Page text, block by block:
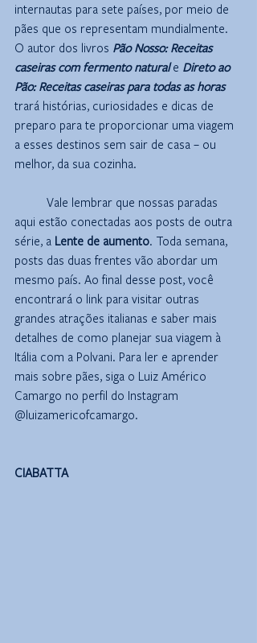
internautas para sete países, por meio de
pães que os representam mundialmente.
O autor dos livros Pão Nosso: Receitas
caseiras com fermento natural e Direto ao
Pão: Receitas caseiras para todas as horas
trará histórias, curiosidades e dicas de
preparo para te proporcionar uma viagem
a esses destinos sem sair de casa – ou
melhor, da sua cozinha.
aqui estão conectadas aos posts de outra
série, a Lente de aumento. Toda semana,
posts das duas frentes vão abordar um
mesmo país. Ao final desse post, você
encontrará o link para visitar outras
grandes atrações italianas e saber mais
detalhes de como planejar sua viagem à
Itália com a Polvani. Para ler e aprender
mais sobre pães, siga o Luiz Américo
Camargo no perfil do Instagram
@luizamericofcamargo.
CIABATTA